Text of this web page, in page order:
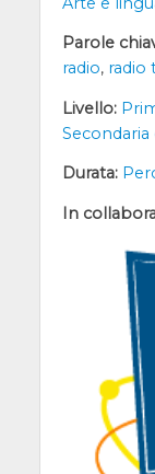
Parole
radio, radio
Livello:
Durata:
In